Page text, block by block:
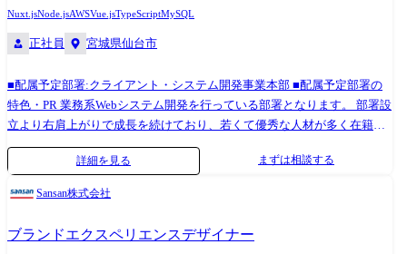
Bedrock等)のAPI動的ルーティング、およびコスト・応答速度最適化ロジ
CI/CD環境のモダン化 ●コアコンポーネントの実装・品質担保 ・基盤に
おける「最も技術的難易度の高い10%のコード」のハンズオン実装 ・
PoC(仮説検証)コードから、数万人規模の同時接続に耐えうる本番クオリ
ティへのリファクタリング主導 ・厳格な自動テスト(Unit, E2E, 負荷テス
ト等)の設計と仕組み化による「落ちないインフラ」の実現 ・チームメン
バーへの高度なコードレビュー、およびペアプログラミング等を通じた
ドバンスドテクノロジー部門 約80名※協力会社社員含む └先端技術の研
究・開発に取り組む研究開発部門(立ち上げ当初30名から倍以上に成長) └
Nuxt.jsNode.jsAWSVue.jsTypeScriptMySQL
正社員 宮城県仙台市
■配属予定部署:クライアント・システム開発事業本部 ■配属予定部署の
特色・PR 業務系Webシステム開発を行っている部署となります。 部署設
立より右肩上がりで成長を続けており、若くて優秀な人材が多く在籍し
ております。 現在は業務領域としてメーカーなどの製造業の案件が多く
を占めておりますが、今後は金融業や小売業、流通、物流、デベロッパ
設計など、開発工程の上流から対応する業務が多く、PM、PL、SMも多
く在籍しております。 ※職務内容変更の可能性:有 ※変更の範囲:会社の
詳細を見る まずは相談する
Sansan株式会社
ブランドエクスペリエンスデザイナー